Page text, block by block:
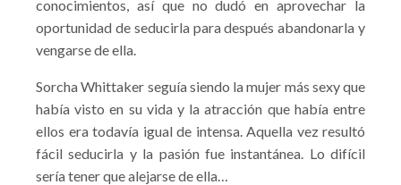
conocimientos, así que no dudó en aprovechar la
oportunidad de seducirla para después abandonarla y
vengarse de ella.
Sorcha Whittaker seguía siendo la mujer más sexy que
había visto en su vida y la atracción que había entre
ellos era todavía igual de intensa. Aquella vez resultó
fácil seducirla y la pasión fue instantánea. Lo difícil
sería tener que alejarse de ella…